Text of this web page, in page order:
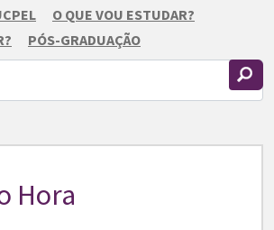
O QUE VOU ESTUDAR?
PÓS-GRADUAÇÃO
Hora